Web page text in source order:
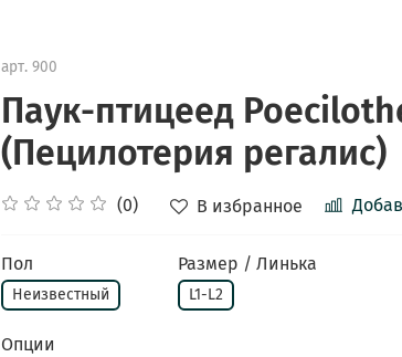
арт. 900
Паук-птицеед
(Пецилотерия регалис)
(0) В избранное
Пол
Неизвестный
Размер / Линька
L1-L2
Опции